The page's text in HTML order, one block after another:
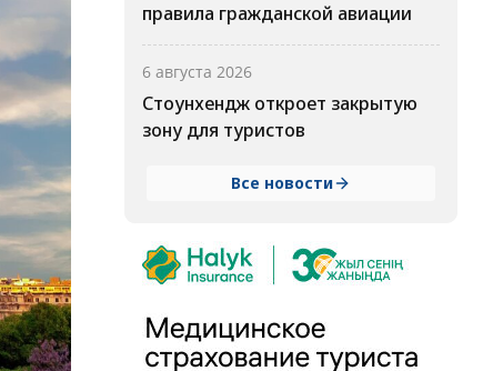
правила гражданской авиации
6 августа 2026
Стоунхендж откроет закрытую
зону для туристов
Все новости